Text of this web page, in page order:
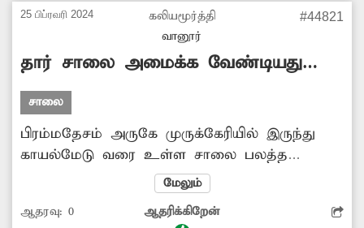
25 பிப்ரவரி 2024
கலியமூர்த்தி
வானூர்
#44821
தார் சாலை அமைக்க வேண்டியது
அவசியம்
சாலை
பிரம்மதேசம் அருகே முருக்கேரியில் இருந்து
காயல்மேடு வரை உள்ள சாலை பலத்த
சேதமடைந்து குண்டும், குழியுமாக காட்சி
அளிக்கிறது. சாலை பள்ளத்தில் இருசக்கர
வாகன ஓட்டிகள் அடிக்கடி சிக்கி கீழே விழுந்து
மேலும்
ஆதரவு: 0 ஆதரிக்கிறேன்